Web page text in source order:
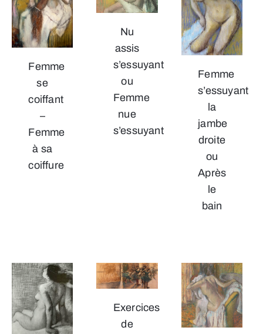
Femme
se
coiffant
–
Femme
à sa
coiffure
Nu
assis
s’essuyant
ou
Femme
nue
s’essuyant
Femme
s’essuyant
la
jambe
droite
ou
Après
le
bain
Exercices
de